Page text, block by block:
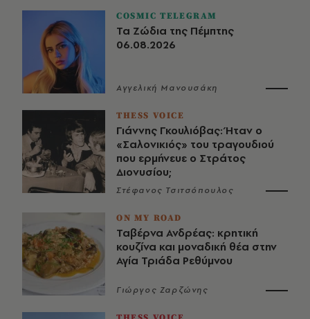
COSMIC TELEGRAM
Τα Ζώδια της Πέμπτης
06.08.2026
Αγγελική Μανουσάκη
THESS VOICE
Γιάννης Γκουλιόβας: Ήταν ο
«Σαλονικιός» του τραγουδιού
που ερμήνευε ο Στράτος
Διονυσίου;
Στέφανος Τσιτσόπουλος
ON MY ROAD
Ταβέρνα Ανδρέας: κρητική
κουζίνα και μοναδική θέα στην
Αγία Τριάδα Ρεθύμνου
Γιώργος Ζαρζώνης